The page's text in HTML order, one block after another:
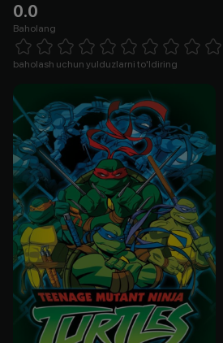
0.0
Baholang
1 Star 2 Stars 3 Stars 4 Stars5 Stars 6 Stars7 Stars8 Stars
baholash uchun yulduzlarni to'ldiring